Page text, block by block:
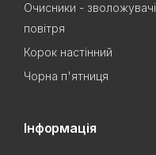
Очисники - зволожувачі
повітря
Корок настінний
Чорна п'ятниця
Інформація